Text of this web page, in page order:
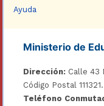
Ayuda
Ministerio de
Dirección: Calle 43
Código Postal 111321.
Teléfono